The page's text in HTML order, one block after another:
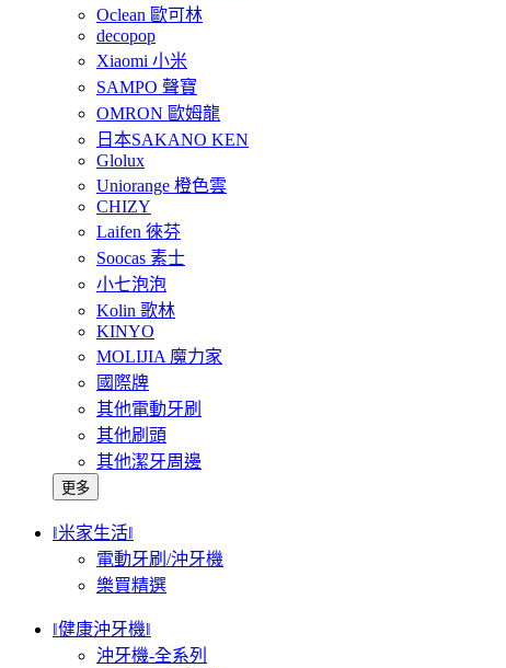
Oclean 歐可林
decopop
Xiaomi 小米
SAMPO 聲寶
OMRON 歐姆龍
日本SAKANO KEN
Glolux
Uniorange 橙色雲
CHIZY
Laifen 徠芬
Soocas 素士
小七泡泡
Kolin 歌林
KINYO
MOLIJIA 魔力家
國際牌
其他電動牙刷
其他刷頭
其他潔牙周邊
更多
‖米家生活‖
電動牙刷/沖牙機
樂買精選
‖健康沖牙機‖
沖牙機-全系列